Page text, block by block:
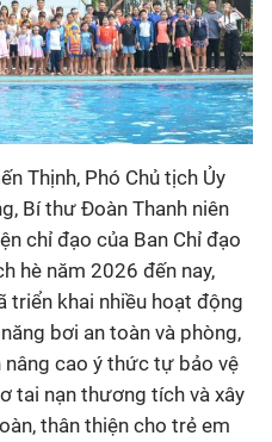
Thịnh, Phó Chủ tịch Ủy
Bí thư Đoàn Thanh niên
chỉ đạo của Ban Chỉ đạo
hè năm 2026 đến nay,
triển khai nhiều hoạt động
bơi an toàn và phòng,
cao ý thức tự bảo vệ
tai nạn thương tích và xây
thân thiện cho trẻ em